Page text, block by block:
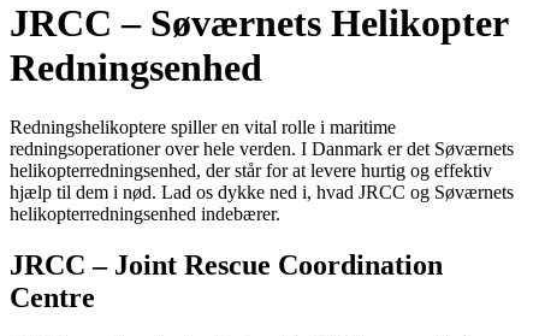
JRCC – Søværnets Helikopter
Redningsenhed
Redningshelikoptere spiller en vital rolle i maritime
redningsoperationer over hele verden. I Danmark er det Søværnets
helikopterredningsenhed, der står for at levere hurtig og effektiv
hjælp til dem i nød. Lad os dykke ned i, hvad JRCC og Søværnets
helikopterredningsenhed indebærer.
JRCC – Joint Rescue Coordination
Centre